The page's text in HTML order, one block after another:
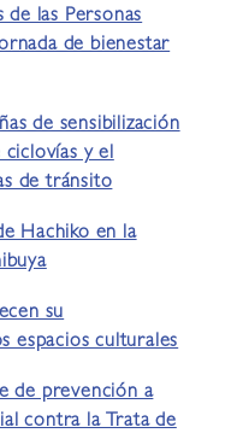
las Personas
de bienestar
de sensibilización
ciclovías y el
de tránsito
Hachiko en la
su
espacios culturales
de prevención a
contra la Trata de